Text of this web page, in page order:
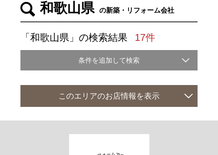
和歌山県 の新築・リフォーム会社
「和歌山県」の検索結果 17件
条件を追加して検索
このエリアのお店情報を表示